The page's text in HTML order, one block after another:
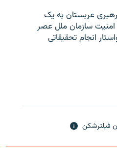
عربستان به یک
سازمان ملل عصر
انجام تحقیقاتی
فیلترشکن